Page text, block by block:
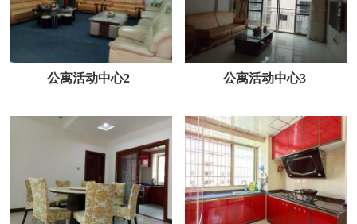
公寓活动中心2 公寓活动中心3